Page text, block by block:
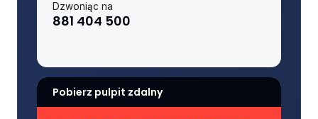
Dzwoniąc na
881 404 500
Pobierz pulpit zdalny